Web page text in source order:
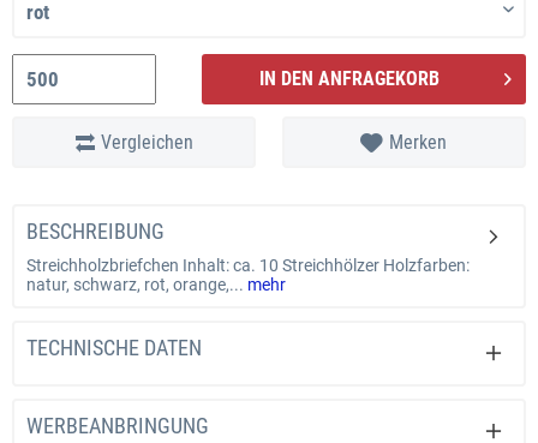
IN DEN ANFRAGEKORB
Vergleichen Merken
BESCHREIBUNG
Streichholzbriefchen Inhalt: ca. 10 Streichhölzer Holzfarben:
natur, schwarz, rot, orange,... mehr
TECHNISCHE DATEN
WERBEANBRINGUNG